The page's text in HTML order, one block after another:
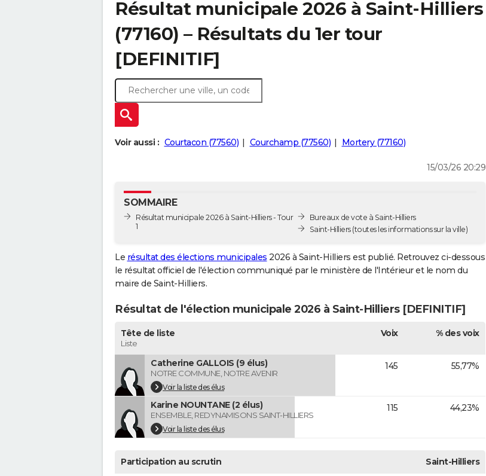
Résultat municipale 2026 à Saint-Hilliers
(77160) – Résultats du 1er tour
[DEFINITIF]
Voir aussi : Courtacon (77560) Courchamp (77560) Mortery (77160)
15/03/26 20:29
SOMMAIRE
Résultat municipale 2026 à Saint-Hilliers - Tour
1
Bureaux de vote à Saint-Hilliers
Saint-Hilliers(toutes les informations sur la ville)
Le résultat des élections municipales 2026 à Saint-Hilliers est publié. Retrouvez ci-dessous
le résultat officiel de l'élection communiqué par le ministère de l'Intérieur et le nom du
maire de Saint-Hilliers.
Résultat de l'élection municipale 2026 à Saint-Hilliers [DEFINITIF]
Tête de liste
Liste
Voix % des voix
Catherine GALLOIS (9 élus)
NOTRE COMMUNE, NOTRE AVENIR
Voir la liste des élus
145 55,77%
Karine NOUNTANE (2 élus)
ENSEMBLE, REDYNAMISONS SAINT-HILLIERS
Voir la liste des élus
115 44,23%
Participation au scrutin Saint-Hilliers